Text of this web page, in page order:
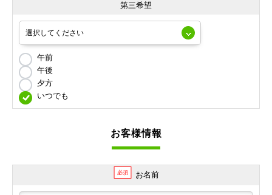
第三希望
午前
午後
夕方
いつでも
お客様情報
必須 お名前